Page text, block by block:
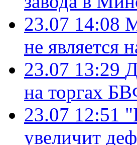
23.07 14:08
не является
23.07 13:29
на торгах
23.07 12:51
увеличит